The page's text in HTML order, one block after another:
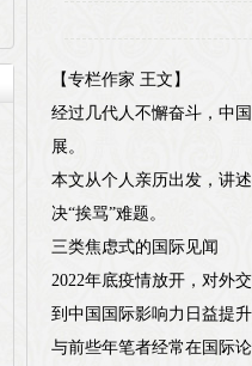
【专栏作家 王文】
经过几代人不懈奋斗，中
展。
本文从个人亲历出发，讲
决“挨骂”难题。
三类焦虑式的国际见闻
2022年底疫情放开，对外
到中国国际影响力日益提
与前些年笔者经常在国际